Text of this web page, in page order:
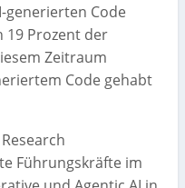
generierten Code
19 Prozent der
Zeitraum
Code gehabt
Führungskräfte im